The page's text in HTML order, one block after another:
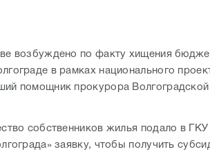
возбуждено по факту хищения
в рамках национального
помощник прокурора Волгоградской
собственников жилья подало в
заявку, чтобы получить